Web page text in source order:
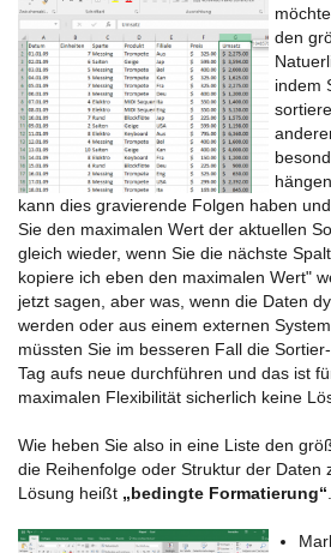
den
indem
kann dies gravierende Folgen haben
Sie den maximalen Wert der aktuellen
gleich wieder, wenn Sie die nächste
kopiere ich eben den maximalen Wert"
jetzt sagen, aber was, wenn die Daten
werden oder aus einem externen
müssten Sie im besseren Fall die
Tag aufs neue durchführen und das ist
maximalen Flexibilität sicherlich keine
Wie heben Sie also in eine Liste den
die Reihenfolge oder Struktur der Daten
Lösung heißt „bedingte Formatierung“